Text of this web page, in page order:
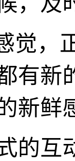
觉，
有新
新鲜
的互